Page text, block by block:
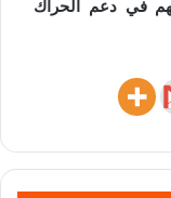
في دعم الحراك